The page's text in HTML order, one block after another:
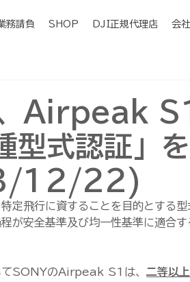
務請負 SHOP DJI正規代理店 会
Airpeak
型式認証」
12/22)
定飛行に資することを目的とする
が安全基準及び均一性基準に適合
てSONYのAirpeak S1は、二等以